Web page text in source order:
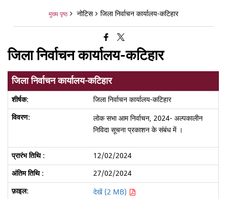
मुख्य पृष्ठ नोटिस जिला निर्वाचन कार्यालय-कटिहार
जिला निर्वाचन कार्यालय-कटिहार
जिला निर्वाचन कार्यालय-कटिहार
जिला निर्वाचन कार्यालय-कटिहार
लोक सभा आम निर्वाचन, 2024- अल्पकालीन
निविदा सूचना प्रकाशन के संबंध में ।
12/02/2024
27/02/2024
देखें (2 MB)